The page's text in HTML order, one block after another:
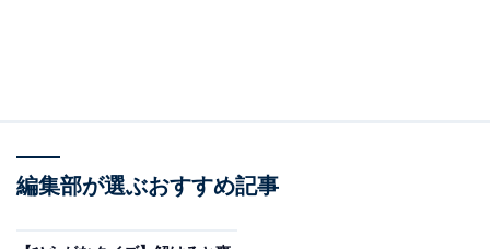
あ□□め
編集部が選ぶおすすめ記事